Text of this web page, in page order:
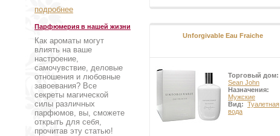
подробнее
Парфюмерия в нашей жизни
Как ароматы могут
влиять на ваше
настроение,
самочувствие, деловые
отношения и любовные
завоевания? Все
секреты магической
силы различных
парфюмов, вы, сможете
открыть для себя,
прочитав эту статью!
Unforgivable Eau Fraiche
Торговый дом:
Sean John
Назначения:
Мужские
Вид: Туалетная
вода